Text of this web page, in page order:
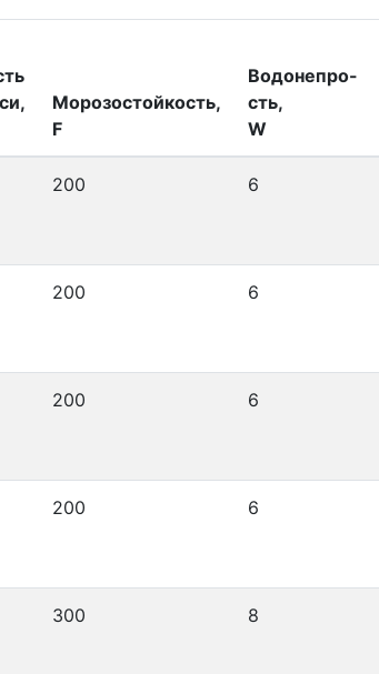
Морозостойкость,
F
Водонепро-
сть,
W
200 6
200 6
200 6
200 6
300 8